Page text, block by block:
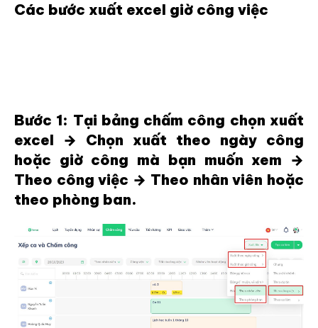
Các bước xuất excel giờ công việc
Bước 1: Tại bảng chấm công chọn xuất
excel → Chọn xuất theo ngày công
hoặc giờ công mà bạn muốn xem →
Theo công việc → Theo nhân viên hoặc
theo phòng ban.